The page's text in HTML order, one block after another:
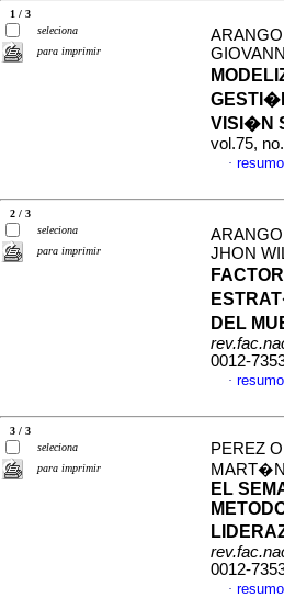
1 / 3
seleciona
para imprimir
VISI�N
vol.75,
·
2 / 3
seleciona
para imprimir
JHON
DEL
0012-
·
3 / 3
seleciona
para imprimir
PEREZ
EL
0012-
·